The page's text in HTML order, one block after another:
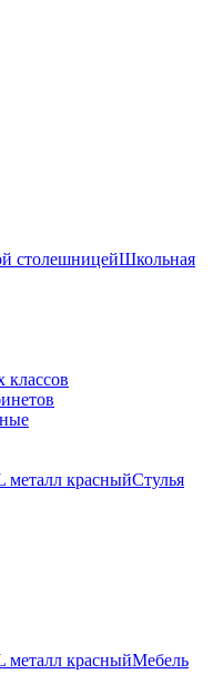
Школьная
классов
Стулья
Мебель